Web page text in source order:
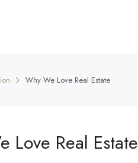
Why We Love Real Estate
Love Real Estate